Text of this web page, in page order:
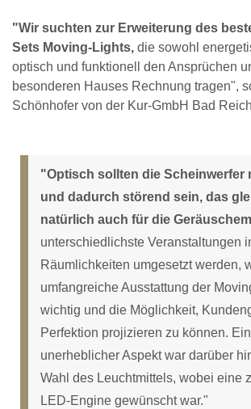
"Wir suchten zur Erweiterung des
Sets Moving-Lights, die sowohl
optisch und funktionell den Ansprüchen
besonderen Hauses Rechnung tragen",
Schönhofer von der Kur-GmbH Bad
"Optisch sollten die Scheinwerfer
und dadurch störend sein, das
natürlich auch für die
unterschiedlichste Veranstaltungen
Räumlichkeiten umgesetzt werden,
umfangreiche Ausstattung der
wichtig und die Möglichkeit,
Perfektion projizieren zu können.
unerheblicher Aspekt war darüber
Wahl des Leuchtmittels, wobei eine
LED-Engine gewünscht war."